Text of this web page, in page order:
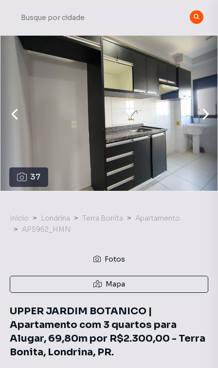
37
Início Londrina Terra Bonita
Apartamento
AP5962_HMN
Fotos
Mapa
UPPER JARDIM BOTANICO |
Apartamento com 3 quartos para
Alugar, 69,80m por R$2.300,00 - Terra
Bonita, Londrina, PR.